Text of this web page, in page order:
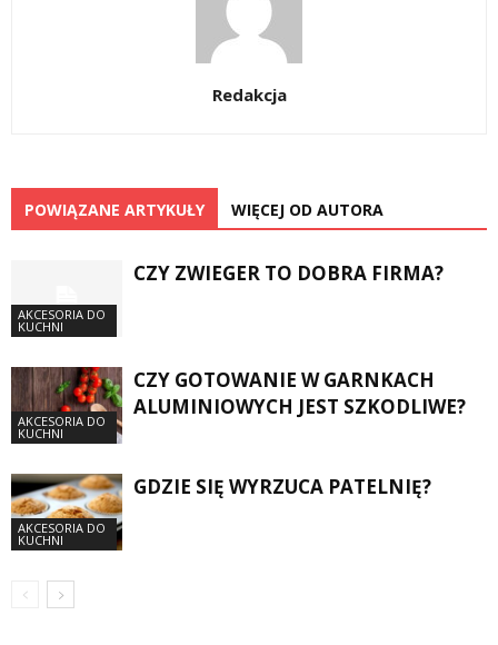
Redakcja
POWIĄZANE ARTYKUŁY WIĘCEJ OD AUTORA
AKCESORIA DO
KUCHNI
CZY ZWIEGER TO DOBRA FIRMA?
AKCESORIA DO
KUCHNI
CZY GOTOWANIE W GARNKACH
ALUMINIOWYCH JEST SZKODLIWE?
AKCESORIA DO
KUCHNI
GDZIE SIĘ WYRZUCA PATELNIĘ?